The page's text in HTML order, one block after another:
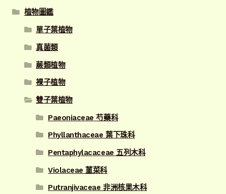
植物圖鑑
單子葉植物
真菌類
蕨類植物
裸子植物
雙子葉植物
Paeoniaceae 芍藥科
Phyllanthaceae 葉下珠科
Pentaphylacaceae 五列木科
Violaceae 菫菜科
Putranjivaceae 非洲核果木科